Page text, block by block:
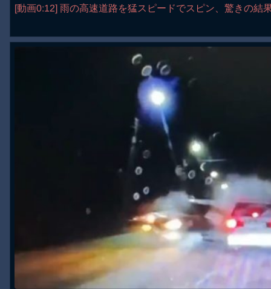
[動画0:12] 雨の高速道路を猛スピードでスピン、驚きの結